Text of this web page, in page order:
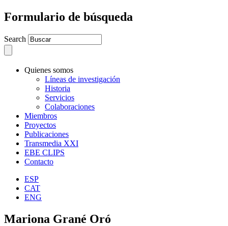
Formulario de búsqueda
Search
Quienes somos
Líneas de investigación
Historia
Servicios
Colaboraciones
Miembros
Proyectos
Publicaciones
Transmedia XXI
EBE CLIPS
Contacto
ESP
CAT
ENG
Mariona Grané Oró